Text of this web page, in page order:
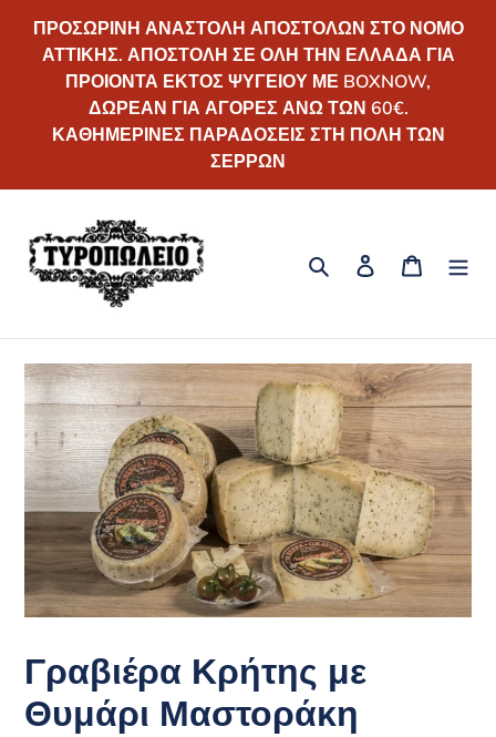
μετάβαση
περιεχόμενο
ΠΡΟΣΩΡΙΝΗ ΑΝΑΣΤΟΛΗ ΑΠΟΣΤΟΛΩΝ ΣΤΟ ΝΟΜΟ
ΑΤΤΙΚΗΣ. ΑΠΟΣΤΟΛΗ ΣΕ ΟΛΗ ΤΗΝ ΕΛΛΑΔΑ ΓΙΑ
ΠΡΟΙΟΝΤΑ ΕΚΤΟΣ ΨΥΓΕΙΟΥ ΜΕ BOXNOW,
ΔΩΡΕΑΝ ΓΙΑ ΑΓΟΡΕΣ ΑΝΩ ΤΩΝ 60€.
ΚΑΘΗΜΕΡΙΝΕΣ ΠΑΡΑΔΟΣΕΙΣ ΣΤΗ ΠΟΛΗ ΤΩΝ
ΣΕΡΡΩΝ
ΑναζήτησηΣύνδεσηΚαλάθι
Γραβιέρα Κρήτης με
Θυμάρι Μαστοράκη